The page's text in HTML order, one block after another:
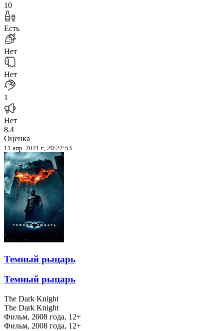
10
Есть
Нет
Нет
1
Нет
8.4
Оценка
11 апр. 2021 г., 20:22:53
Темный рыцарь
Темный рыцарь
The Dark Knight
The Dark Knight
Фильм, 2008 года, 12+
Фильм, 2008 года, 12+